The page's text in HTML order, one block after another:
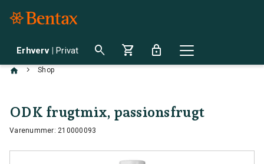
Erhverv | Privat search shopping_cart lock
chevron_right Shop
ODK frugtmix, passionsfrugt
Varenummer: 210000093